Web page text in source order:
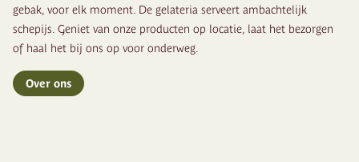
gebak, voor elk moment. De gelateria serveert ambachtelijk
schepijs. Geniet van onze producten op locatie, laat het bezorgen
of haal het bij ons op voor onderweg.
Over ons